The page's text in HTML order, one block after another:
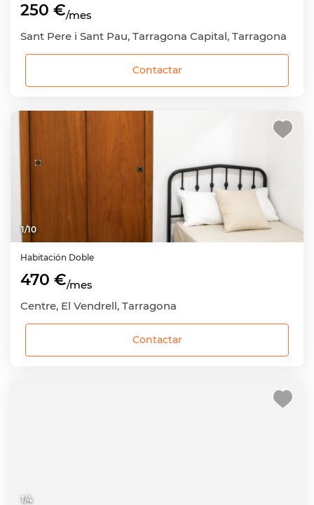
250 €/mes
Sant Pere i Sant Pau, Tarragona Capital, Tarragona
Contactar
1/10
Habitación Doble
470 €/mes
Centre, El Vendrell, Tarragona
Contactar
1/4